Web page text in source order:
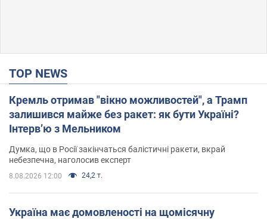
TOP NEWS
Кремль отримав "вікно можливостей", а Трамп
залишився майже без ракет: як бути Україні?
Інтерв’ю з Мельником
Думка, що в Росії закінчаться балістичні ракети, вкрай
небезпечна, наголосив експерт
8.08.2026 12:00 24,2 т.
Україна має домовленості на щомісячну